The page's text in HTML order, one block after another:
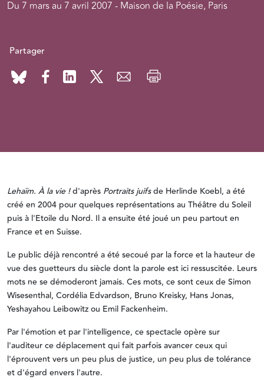
Du 7 mars au 7 avril 2007 - Maison de la Poésie, Paris
Partager
Lehaïm. À la vie !d'après Portraits juifsde Herlinde Koebl, a été
créé en 2004 pour quelques représentations au Théâtre du Soleil
puis à l'Etoile du Nord. Il a ensuite été joué un peu partout en
France et en Suisse.
Le public déjà rencontré a été secoué par la force et la hauteur de
vue des guetteurs du siècle dont la parole est ici ressuscitée. Leurs
mots ne se démoderont jamais. Ces mots, ce sont ceux de Simon
Wisesenthal, Cordélia Edvardson, Bruno Kreisky, Hans Jonas,
Yeshayahou Leibowitz ou Emil Fackenheim.
Par l'émotion et par l'intelligence, ce spectacle opère sur
l'auditeur ce déplacement qui fait parfois avancer ceux qui
l'éprouvent vers un peu plus de justice, un peu plus de tolérance
et d'égard envers l'autre.